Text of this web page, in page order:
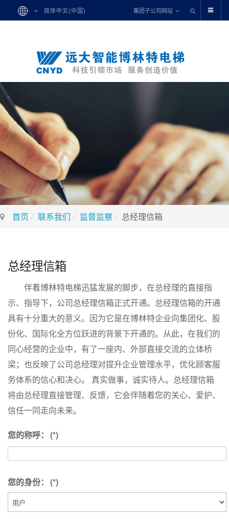
简体中文(中国) 集团子公司网站
首页 联系我们 监督监察 总经理信箱
总经理信箱
伴着博林特电梯迅猛发展的脚步，在总经理的直接指
示、指导下，公司总经理信箱正式开通。总经理信箱的开通
具有十分重大的意义。因为它是在博林特企业向集团化、股
份化、国际化全方位跃进的背景下开通的。从此，在我们的
同心经营的企业中，有了一座内、外部直接交流的立体桥
梁；也反映了公司总经理对提升企业管理水平，优化顾客服
务体系的信心和决心。 真实做事，诚实待人。总经理信箱
将由总经理直接管理、反馈，它会伴随着您的关心、爱护、
信任一同走向未来。
您的称呼： (*)
您的身份： (*)